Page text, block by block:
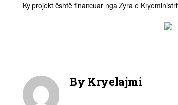
Ky projekt është financuar nga Zyra e
By Kryelajmi